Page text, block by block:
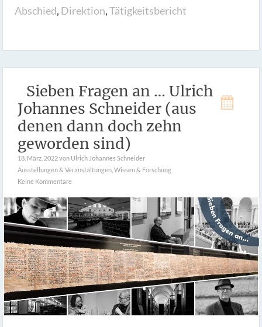
Abschied, Direktion,Tätigkeitsbericht
Sieben Fragen an … Ulrich
Johannes Schneider (aus
denen dann doch zehn
geworden sind)
18. März. 2022von Ulrich Johannes Schneider
Ausstellungen & Veranstaltungen Wissen & Forschung
Keine Kommentare